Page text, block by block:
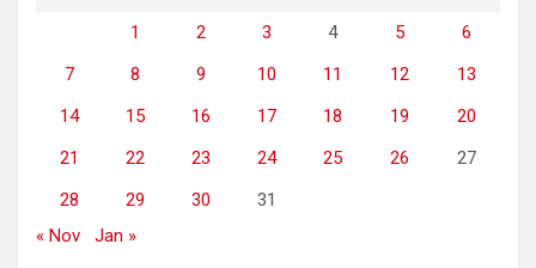
1
2 3 4 5
6
7
8 9 10 11 12
13
14
15 16 17 18 19
20
21
22 23 24 25 26
27
28
29 30
31
« Nov
Jan »